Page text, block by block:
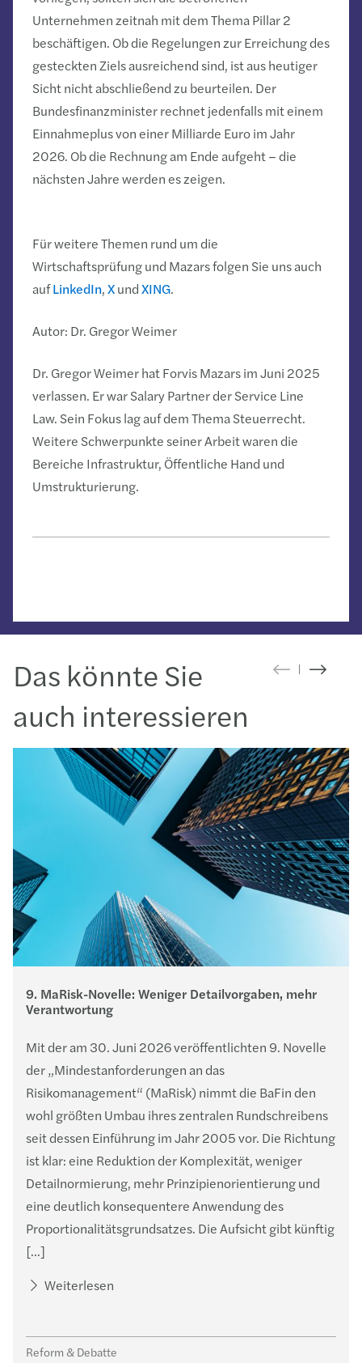
Unternehmen zeitnah mit dem Thema Pillar 2
beschäftigen. Ob die Regelungen zur Erreichung des
gesteckten Ziels ausreichend sind, ist aus heutiger
Sicht nicht abschließend zu beurteilen. Der
Bundesfinanzminister rechnet jedenfalls mit einem
Einnahmeplus von einer Milliarde Euro im Jahr
2026. Ob die Rechnung am Ende aufgeht – die
nächsten Jahre werden es zeigen.
Für weitere Themen rund um die
Wirtschaftsprüfung und Mazars folgen Sie uns auch
aufLinkedIn,XundXING.
Autor: Dr. Gregor Weimer
Dr. Gregor Weimer hat Forvis Mazars im Juni 2025
verlassen. Er war Salary Partner der Service Line
Law. Sein Fokus lag auf dem Thema Steuerrecht.
Weitere Schwerpunkte seiner Arbeit waren die
Bereiche Infrastruktur, Öffentliche Hand und
Umstrukturierung.
Das könnte Sie
auch interessieren
9. MaRisk-Novelle: Weniger Detailvorgaben, mehr
Verantwortung
Mit der am 30. Juni 2026 veröffentlichten 9. Novelle
der „Mindestanforderungen an das
Risikomanagement“ (MaRisk) nimmt die BaFin den
wohl größten Umbau ihres zentralen Rundschreibens
seit dessen Einführung im Jahr 2005 vor. Die Richtung
ist klar: eine Reduktion der Komplexität, weniger
Detailnormierung, mehr Prinzipienorientierung und
eine deutlich konsequentere Anwendung des
Proportionalitätsgrundsatzes. Die Aufsicht gibt künftig
[…]
Weiterlesen
Reform & Debatte